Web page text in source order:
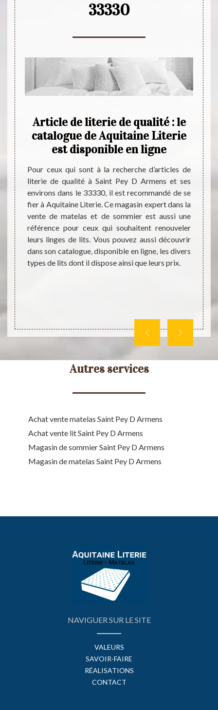
33330
de
vous
de
prix
Article de literie de qualité : le
catalogue de Aquitaine Literie
est disponible en ligne
Pour ceux qui sont à la recherche d’articles de
literie de qualité à Saint Pey D Armens et ses
environs dans le 33330, il est recommandé de se
fier à Aquitaine Literie. Ce magasin expert dans la
vente de matelas et de sommier est aussi une
référence pour ceux qui souhaitent renouveler
leurs linges de lits. Vous pouvez aussi découvrir
dans son catalogue, disponible en ligne, les divers
types de lits dont il dispose ainsi que leurs prix.
de
Pour
de lit
Autres services
Achat vente matelas Saint Pey D Armens
Achat vente lit Saint Pey D Armens
Magasin de sommier Saint Pey D Armens
Magasin de matelas Saint Pey D Armens
NAVIGUER SUR LE SITE
VALEURS
SAVOIR-FAIRE
RÉALISATIONS
CONTACT